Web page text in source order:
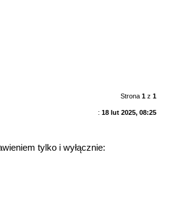
Strona 1z 1
: 18 lut 2025, 08:25
tylko i wyłącznie: